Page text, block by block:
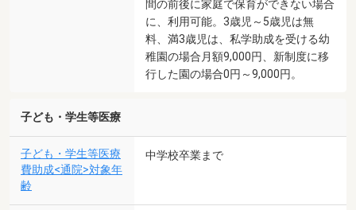
間の前後に家庭で保育ができない場合
に、利用可能。3歳児～5歳児は無
料、満3歳児は、私学助成を受ける幼
稚園の場合月額9,000円、新制度に移
行した園の場合0円～9,000円。
子ども・学生等医療
子ども・学生等医療
費助成<通院>対象年
齢
中学校卒業まで